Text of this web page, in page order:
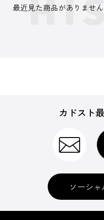
最近見た商品がありません
カドスト
ソーシ